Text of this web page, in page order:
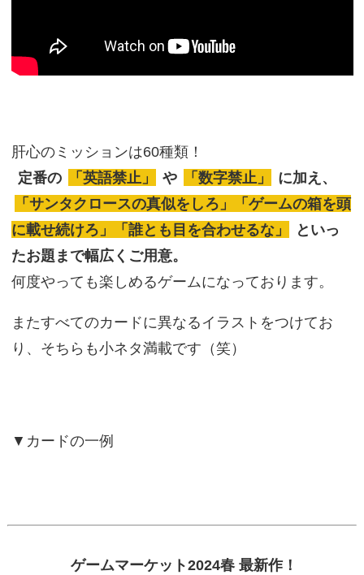
肝心のミッションは60種類！
定番の
「英語禁止」 や 「数字禁止」
に加え、
「サンタクロースの真似をしろ」「ゲームの箱を頭
に載せ続けろ」「誰とも目を合わせるな」
といっ
たお題まで幅広くご用意。
何度やっても楽しめるゲームになっております。
またすべてのカードに異なるイラストをつけてお
り、そちらも小ネタ満載です（笑）
▼カードの一例
ゲームマーケット2024春 最新作！